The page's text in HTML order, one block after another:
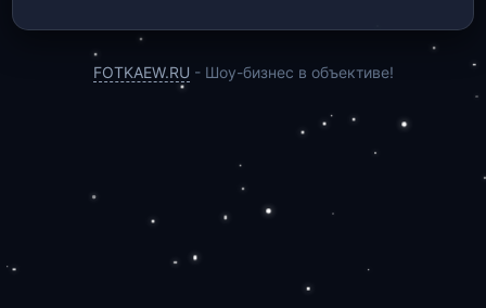
FOTKAEW.RU - Шоу-бизнес в объективе!